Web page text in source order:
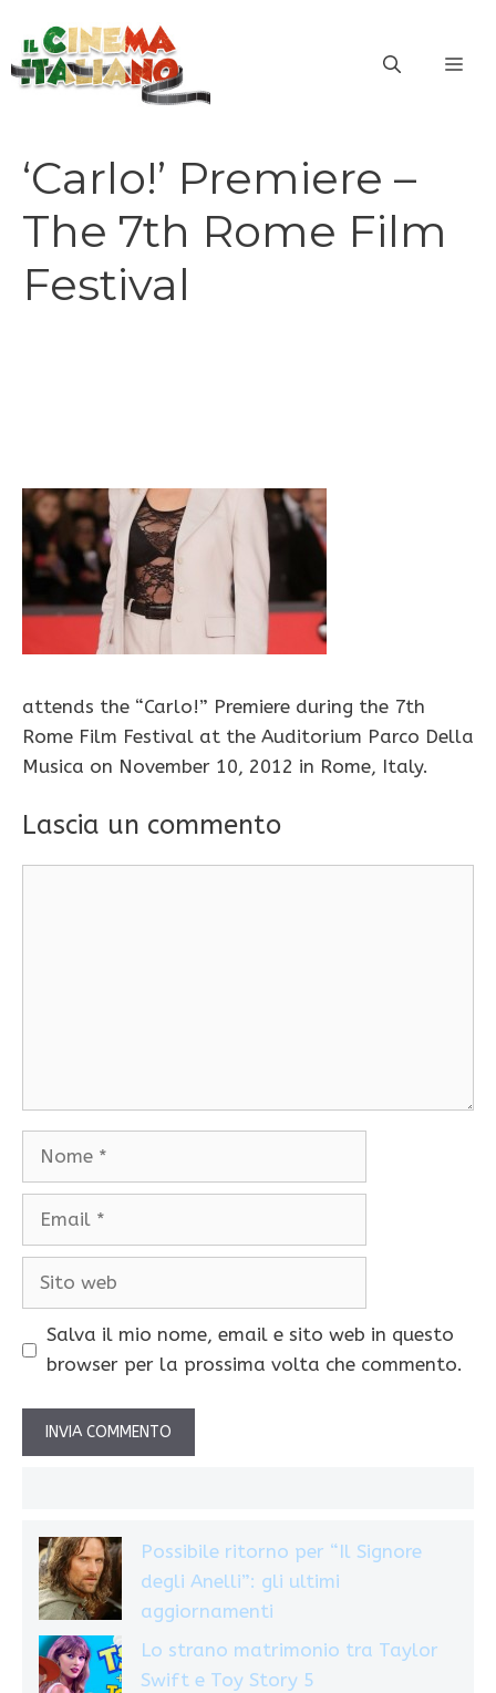
contenuto
‘Carlo!’ Premiere –
The 7th Rome Film
Festival
attends the “Carlo!” Premiere during the 7th
Rome Film Festival at the Auditorium Parco Della
Musica on November 10, 2012 in Rome, Italy.
Lascia un commento
Nome
Email
Sito
Salva il mio nome, email e sito web in questo
browser per la prossima volta che commento.
Possibile ritorno per “Il Signore
degli Anelli”: gli ultimi
aggiornamenti
Lo strano matrimonio tra Taylor
Swift e Toy Story 5